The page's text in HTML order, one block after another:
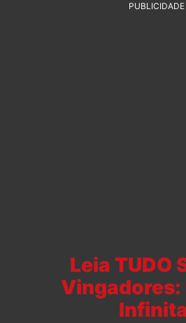
PUBLICIDADE
Leia TUDO
Vingadores: